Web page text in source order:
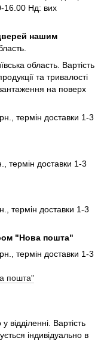
16.00 Нд: вих
нашим
область. Вартість
та тривалості
на поверх
термін доставки 1-3
термін доставки 1-3
термін доставки 1-3
"Нова пошта"
термін доставки 1-3
пошта"
Вартість
індивідуально в